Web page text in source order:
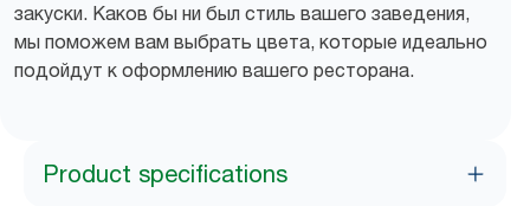
закуски. Каков бы ни был стиль вашего заведения,
мы поможем вам выбрать цвета, которые идеально
подойдут к оформлению вашего ресторана.
Product specifications